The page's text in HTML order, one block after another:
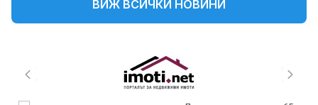
ВИЖ ВСИЧКИ НОВИНИ